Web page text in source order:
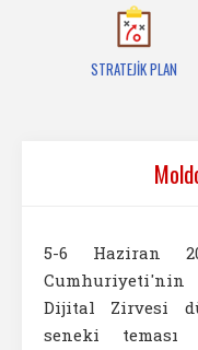
STRATEJİK PLAN
5-6 Haziran
Dijital Zirvesi
seneki